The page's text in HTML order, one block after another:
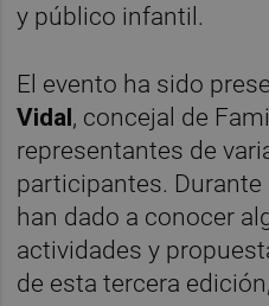
y público infantil.
El evento ha sido
Vidal, concejal de
representantes de
participantes. Durante
han dado a conocer
actividades y
de esta tercera